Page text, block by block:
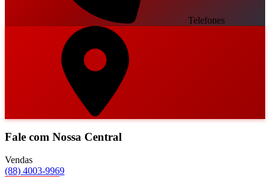
Telefones
Fale com Nossa Central
Vendas
(88) 4003-9969